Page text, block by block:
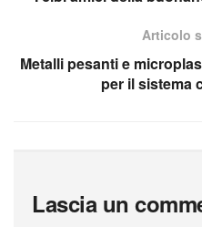
Articolo
Metalli pesanti e
per il sistema
Lascia un